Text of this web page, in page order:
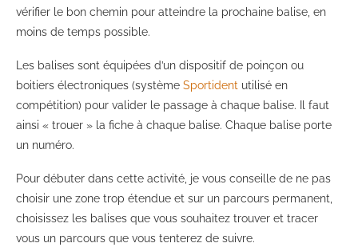
vérifier le bon chemin pour atteindre la prochaine balise, en
moins de temps possible.
Les balises sont équipées d’un dispositif de poinçon ou
boitiers électroniques (système Sportident utilisé en
compétition) pour valider le passage à chaque balise. Il faut
ainsi « trouer » la fiche à chaque balise. Chaque balise porte
un numéro.
Pour débuter dans cette activité, je vous conseille de ne pas
choisir une zone trop étendue et sur un parcours permanent,
choisissez les balises que vous souhaitez trouver et tracer
vous un parcours que vous tenterez de suivre.